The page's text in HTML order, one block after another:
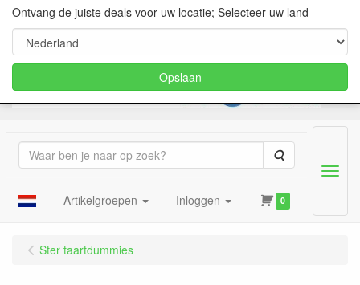
Zoeken
Artikelgroepen Inloggen 0
Menu
Ster taartdummies
Ontvang de juiste deals voor uw locatie; Selecteer uw land
Opslaan